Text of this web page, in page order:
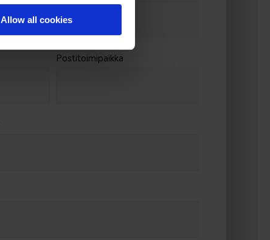
Allow all cookies
Postitoimipaikka